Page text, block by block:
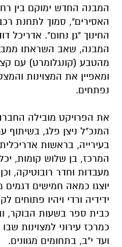
המבנה החדש ימוקם בין
האסירים", סמוך לתחנת
החינוך "גן נחום". אדריכל
המבנה, שאב השראתו
מהטבע (קונגלומרט) עם
ומאפיין את המצוינות
נפתחים.
את הפרויקט מובילה
המנכ"ל ניצן פלג, בשיתוף
בעירייה, בראשות
מעבדות וחדר רובוטיקה,
יוצגו כמאה חמישים דגמים
ידידיה ורדי ויהיו
כבית ספר בשעות הבוקר,
כמרכז עירוני למצוינות
ועד י"ב, בתחומים מגוונים.